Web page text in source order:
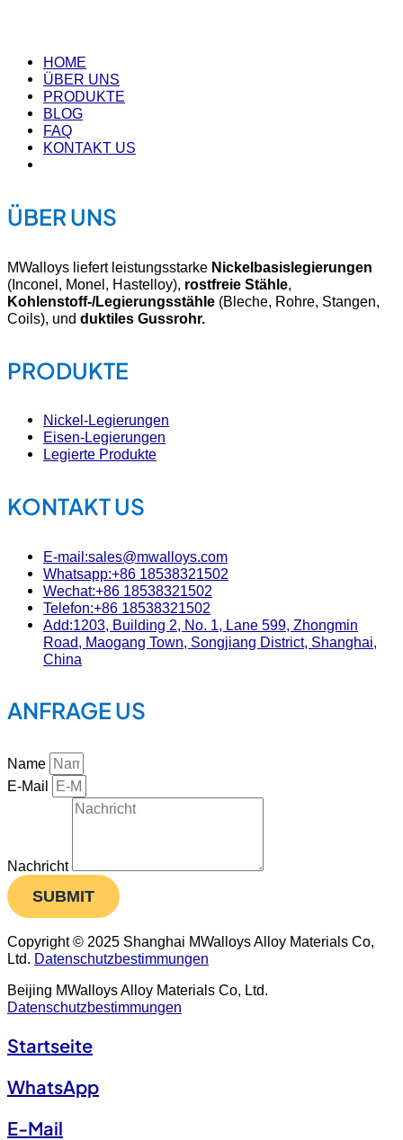
HOME
ÜBER UNS
PRODUKTE
BLOG
FAQ
KONTAKT US
ÜBER UNS
MWalloys liefert leistungsstarke Nickelbasislegierungen
(Inconel, Monel, Hastelloy), rostfreie Stähle,
Kohlenstoff-/Legierungsstähle (Bleche, Rohre, Stangen,
Coils), und duktiles Gussrohr.
PRODUKTE
Nickel-Legierungen
Eisen-Legierungen
Legierte Produkte
KONTAKT US
E-mail:sales@mwalloys.com
Whatsapp:+86 18538321502
Wechat:+86 18538321502
Telefon:+86 18538321502
Add:1203, Building 2, No. 1, Lane 599, Zhongmin
Road, Maogang Town, Songjiang District, Shanghai,
China
ANFRAGE US
Name
E-Mail
Nachricht
SUBMIT
Copyright © 2025 Shanghai MWalloys Alloy Materials Co,
Ltd. Datenschutzbestimmungen
Beijing MWalloys Alloy Materials Co, Ltd.
Datenschutzbestimmungen
Startseite
WhatsApp
E-Mail